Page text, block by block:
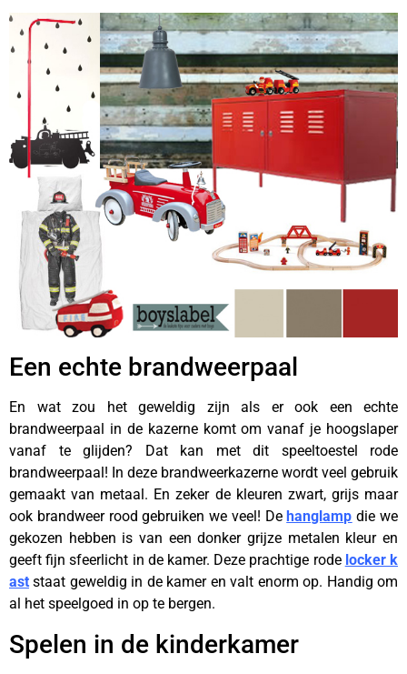
Een echte brandweerpaal
En wat zou het geweldig zijn als er ook een echte
brandweerpaal in de kazerne komt om vanaf je hoogslaper
vanaf te glijden? Dat kan met dit speeltoestel rode
brandweerpaal! In deze brandweerkazerne wordt veel gebruik
gemaakt van metaal. En zeker de kleuren zwart, grijs maar
ook brandweer rood gebruiken we veel! Dehanglamp die we
gekozen hebben is van een donker grijze metalen kleur en
geeft fijn sfeerlicht in de kamer. Deze prachtige rode locker k
ast staat geweldig in de kamer en valt enorm op. Handig om
al het speelgoed in op te bergen.
Spelen in de kinderkamer